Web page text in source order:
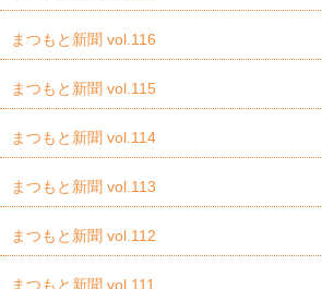
まつもと新聞 vol.116
まつもと新聞 vol.115
まつもと新聞 vol.114
まつもと新聞 vol.113
まつもと新聞 vol.112
まつもと新聞 vol.111